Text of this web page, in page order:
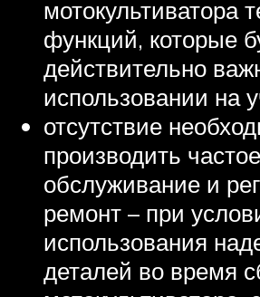
мотокультиватора
функций, которые
действительно
использовании на
отсутствие
производить частое
обслуживание и
ремонт – при
использования
деталей во время